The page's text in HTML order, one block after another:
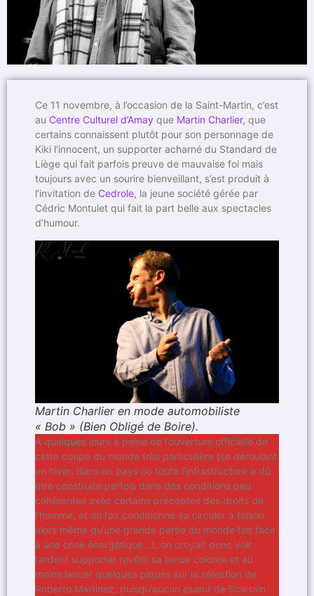
Ce 11 novembre, à l’occasion de la Saint-Martin, c’est
au Centre Culturel d’Amay que Martin Charlier, que
certains connaissent plutôt pour son personnage de
Kiki l’innocent, un supporter acharné du Standard de
Liège qui fait parfois preuve de mauvaise foi mais
toujours avec un sourire bienveillant, s’est produit à
l’invitation de Cedrole, la jeune société gérée par
Cédric Montulet qui fait la part belle aux spectacles
d’humour.
Martin Charlier en mode automobiliste
« Bob » (Bien Obligé de Boire).
A quelques jours à peine de l’ouverture officielle de
cette coupe du monde très particulière (se déroulant
en hiver, dans un pays où toute l’infrastructure a dû
être construite parfois dans des conditions peu
cohérentes avec certains préceptes des droits de
l’homme, et où l’air conditionné va circuler à foison
alors même qu’une grande partie du monde fait face
à une crise énergétique…), on croyait donc voir
l’ardent supporter revêtir sa tenue colorée et au
moins lancer quelques piques sur la sélection de
Roberto Martinez, puisqu’aucun joueur de Sclessin